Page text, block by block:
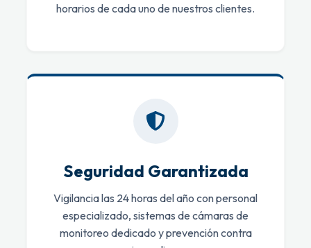
horarios de cada uno de nuestros clientes.
Seguridad Garantizada
Vigilancia las 24 horas del año con personal
especializado, sistemas de cámaras de
monitoreo dedicado y prevención contra